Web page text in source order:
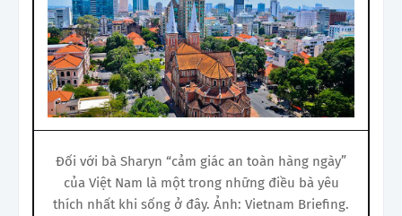
Đối với bà Sharyn “cảm giác an toàn hàng ngày”
của Việt Nam là một trong những điều bà yêu
thích nhất khi sống ở đây. Ảnh: Vietnam Briefing.